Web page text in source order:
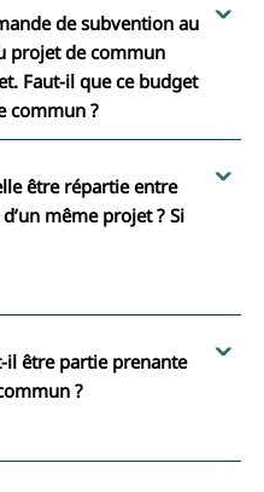
de subvention au
projet de commun
Faut-il que ce budget
commun ?
être répartie entre
même projet ? Si
il être partie prenante
?